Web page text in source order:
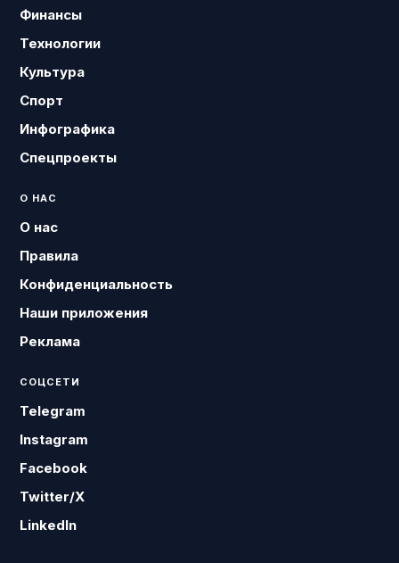
Финансы
Технологии
Культура
Спорт
Инфографика
Спецпроекты
О НАС
О нас
Правила
Конфиденциальность
Наши приложения
Реклама
СОЦСЕТИ
Telegram
Instagram
Facebook
Twitter/X
LinkedIn